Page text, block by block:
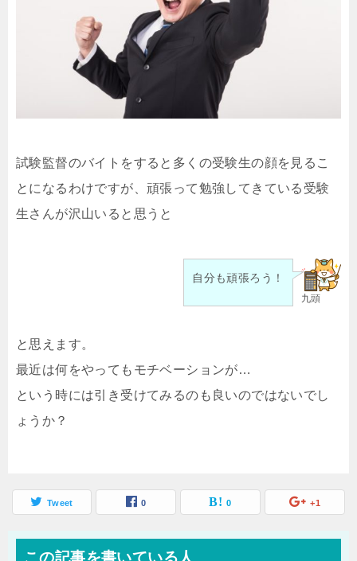
試験監督のバイトをすると多くの受験生の顔を見るこ
とになるわけですが、頑張って勉強してきている受験
生さんが沢山いると思うと
九頭
自分も頑張ろう！
と思えます。
最近は何をやってもモチベーションが…
という時には引き受けてみるのも良いのではないでし
ょうか？
Tweet 0 0 +1
この記事を書いている人